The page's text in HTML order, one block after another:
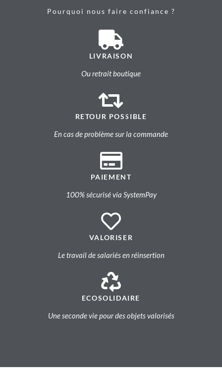
Pourquoi nous faire confiance ?
LIVRAISON
Ou retrait boutique
RETOUR POSSIBLE
En cas de problème sur la commande
PAIEMENT
100% sécurisé via SystemPay
VALORISER
Le travail de salariés en réinsertion
ECOSOLIDAIRE
Une seconde vie pour des objets valorisés